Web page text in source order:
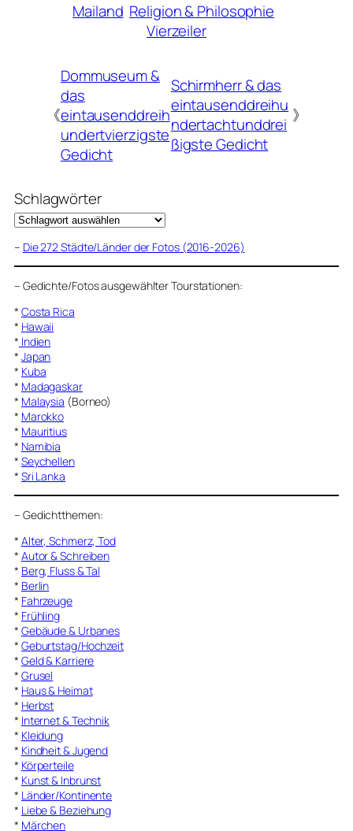
Mailand Religion & Philosophie
Vierzeiler
《
Dommuseum &
das
eintausenddreih
undertvierzigste
Gedicht
Schirmherr & das
eintausenddreihu
ndertachtunddrei
ßigste Gedicht
》
Schlagwörter
– Die 272 Städte/Länder der Fotos (2016-2026)
– Gedichte/Fotos ausgewählter Tourstationen:
* Costa Rica
* Hawaii
* Indien
* Japan
* Kuba
* Madagaskar
* Malaysia (Borneo)
* Marokko
* Mauritius
* Namibia
* Seychellen
* Sri Lanka
– Gedichtthemen:
* Alter, Schmerz, Tod
* Autor & Schreiben
* Berg, Fluss & Tal
* Berlin
* Fahrzeuge
* Frühling
* Gebäude & Urbanes
* Geburtstag/Hochzeit
* Geld & Karriere
* Grusel
* Haus & Heimat
* Herbst
* Internet & Technik
* Kleidung
* Kindheit & Jugend
* Körperteile
* Kunst & Inbrunst
* Länder/Kontinente
* Liebe & Beziehung
* Märchen